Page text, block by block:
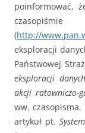
poinformować,
(http://
eksploracji
Państwowej
eksploracji
akcji ratowniczo-
ww.
artykuł pt.